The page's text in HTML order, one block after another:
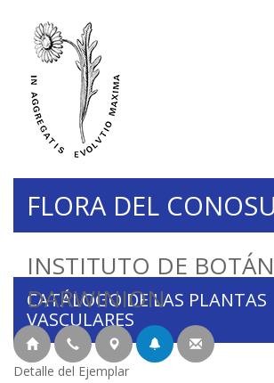
INSTITUTO DE
DARWINION
FLORA DEL
CATÁLOGO DE LAS PLANTAS
VASCULARES
Detalle del Ejemplar